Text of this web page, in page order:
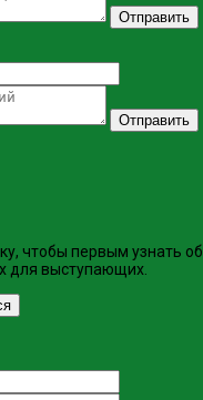
Отправить
Отправить
чтобы первым узнать об
​для выступающих.